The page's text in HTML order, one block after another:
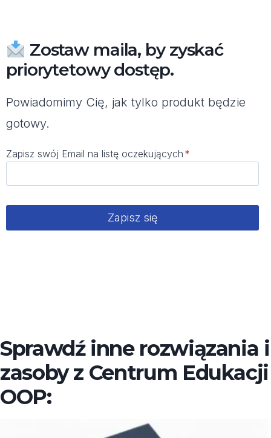
Zostaw maila, by zyskać
priorytetowy dostęp.
Powiadomimy Cię, jak tylko produkt będzie
gotowy.
Zapisz swój Email na listę oczekujących *
Zapisz się
Sprawdź inne rozwiązania i
zasoby z Centrum Edukacji
OOP: